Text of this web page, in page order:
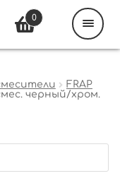
FRAP
черный/хром.
0